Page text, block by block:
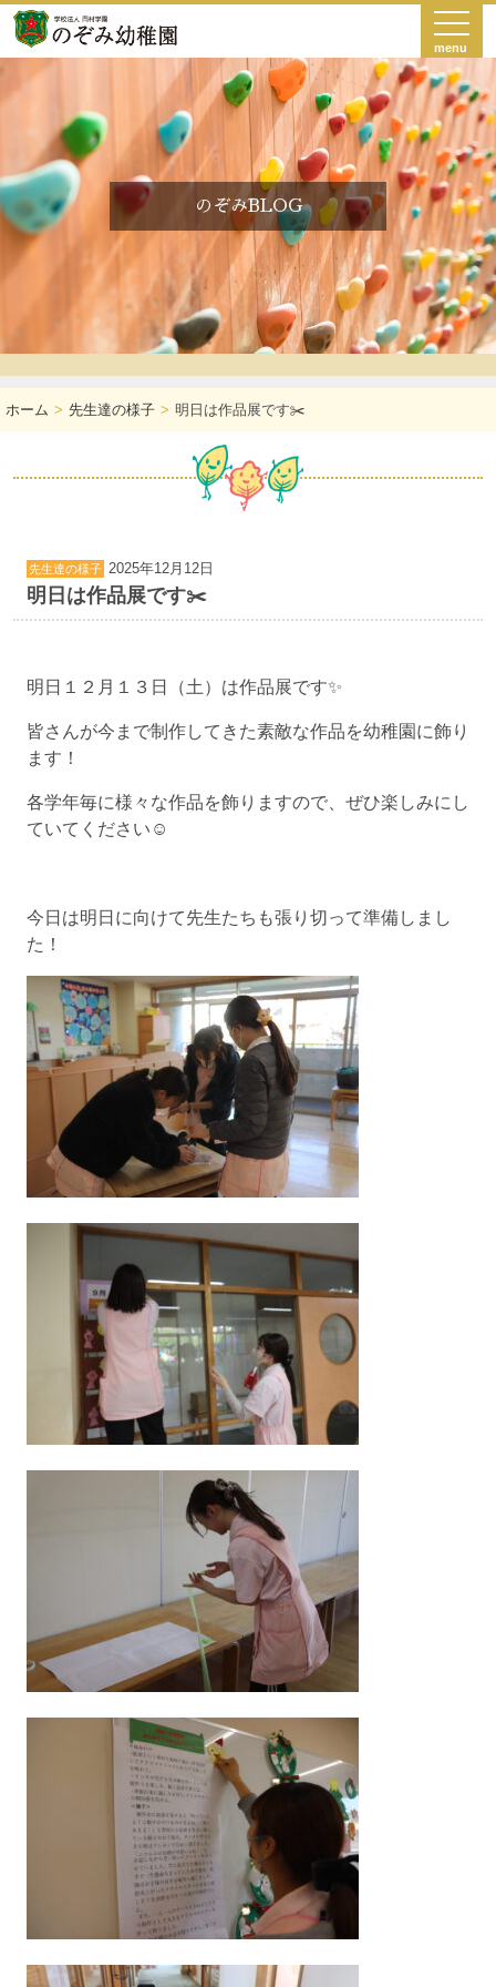
menu
のぞみBLOG
ホーム 先生達の様子 明日は作品展です✂️
先生達の様子 2025年12月12日
明日は作品展です✂️
明日１２月１３日（土）は作品展です✨
皆さんが今まで制作してきた素敵な作品を幼稚園に飾り
ます！
各学年毎に様々な作品を飾りますので、ぜひ楽しみにし
ていてください☺︎
今日は明日に向けて先生たちも張り切って準備しまし
た！